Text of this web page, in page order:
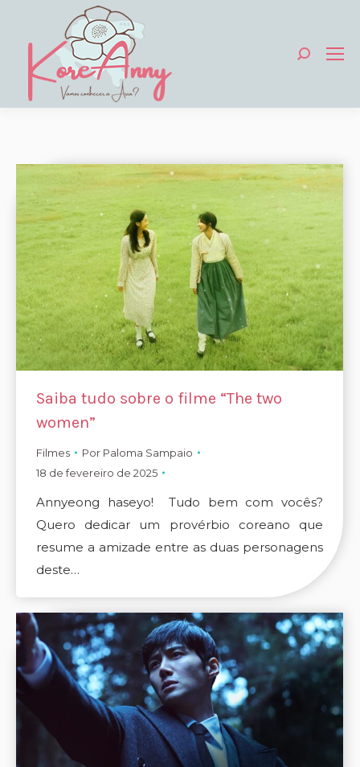
Search:
Saiba tudo sobre o filme “The two
women”
Filmes Por Paloma Sampaio
18 de fevereiro de 2025
Annyeong haseyo! Tudo bem com vocês?
Quero dedicar um provérbio coreano que
resume a amizade entre as duas personagens
deste…